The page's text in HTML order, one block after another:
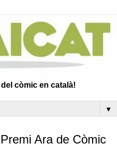
còmic en català!
▼
Ara de Còmic